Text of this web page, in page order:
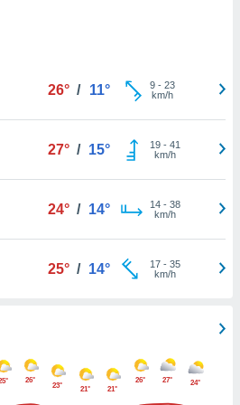
26° / 11° 9- 23
km/h
27° / 15° 19- 41
km/h
24° / 14° 14- 38
km/h
25° / 14° 17- 35
km/h
26°
23° 21° 21°
26° 27° 24°